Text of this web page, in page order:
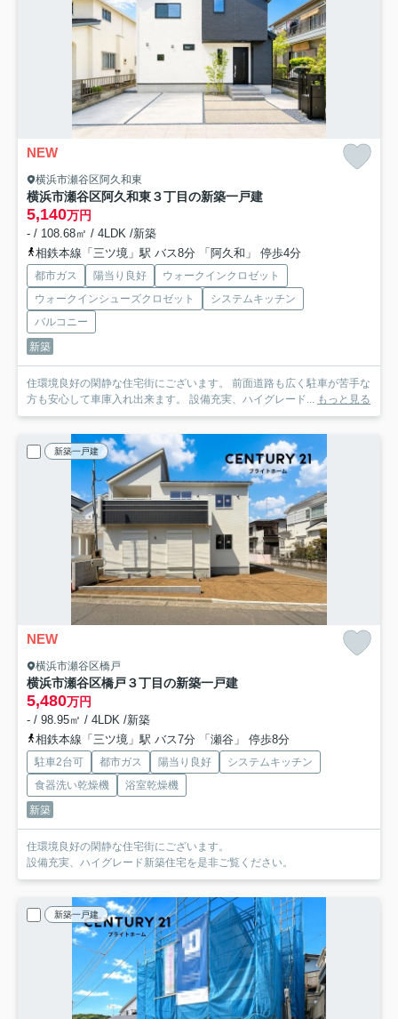
NEW
横浜市瀬谷区阿久和東
横浜市瀬谷区阿久和東３丁目の新築一戸建
5,140万円
- / 108.68㎡ / 4LDK /新築
相鉄本線「三ツ境」駅 バス8分 「阿久和」 停歩4分
都市ガス 陽当り良好
ウォークインクロゼット
ウォークインシューズクロゼット
システムキッチン
バルコニー
新築
住環境良好の閑静な住宅街にございます。 前面道路も広く駐車が苦手な
方も安心して車庫入れ出来ます。 設備充実、ハイグレード... もっと見る
新築一戸建
NEW
横浜市瀬谷区橋戸
横浜市瀬谷区橋戸３丁目の新築一戸建
5,480万円
- / 98.95㎡ / 4LDK /新築
相鉄本線「三ツ境」駅 バス7分 「瀬谷」 停歩8分
駐車2台可 都市ガス 陽当り良好
システムキッチン
食器洗い乾燥機
浴室乾燥機
新築
住環境良好の閑静な住宅街にございます。
設備充実、ハイグレード新築住宅を是非ご覧ください。
新築一戸建